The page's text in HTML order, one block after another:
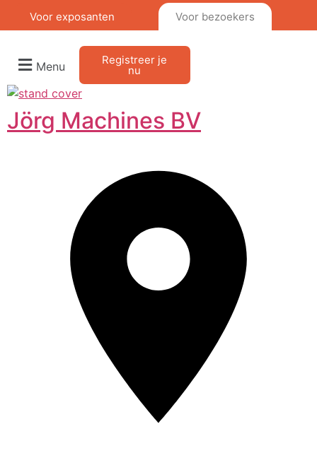
Voor exposanten Voor bezoekers
Menu Registreer je
nu
Jörg Machines BV